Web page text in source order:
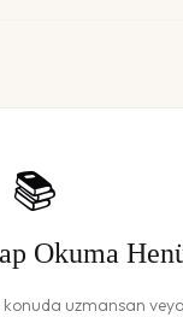
📚
Okuma
uzmansan